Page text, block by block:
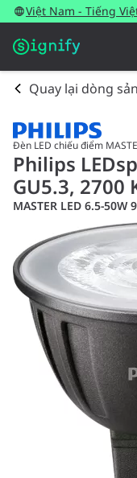
Việt Nam - Tiếng
Quay lại dòng
Đèn LED chiếu điểm
Philips
GU5.3, 2700
MASTER LED 6.5-50W